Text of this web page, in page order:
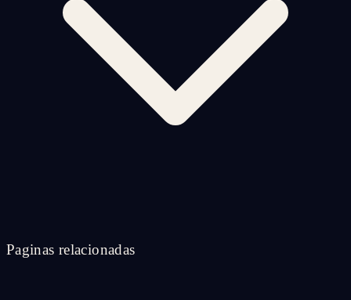
Paginas relacionadas